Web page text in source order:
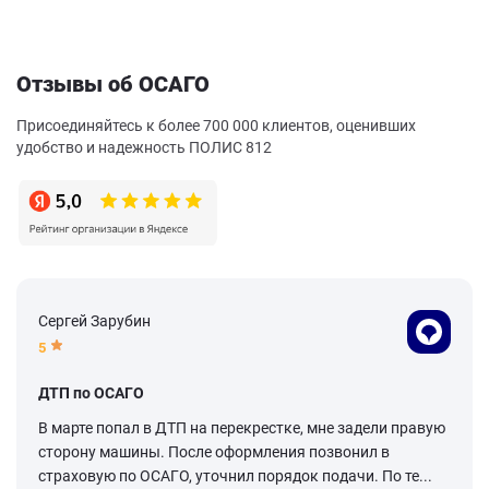
Отзывы об ОСАГО
Присоединяйтесь к более 700 000 клиентов, оценивших
удобство и надежность ПОЛИС 812
Сергей Зарубин
5
ДТП по ОСАГО
В марте попал в ДТП на перекрестке, мне задели правую
сторону машины. После оформления позвонил в
страховую по ОСАГО, уточнил порядок подачи. По те...